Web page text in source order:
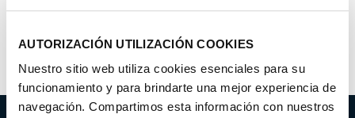
AUTORIZACIÓN UTILIZACIÓN COOKIES
Nuestro sitio web utiliza cookies esenciales para su
funcionamiento y para brindarte una mejor experiencia de
navegación. Compartimos esta información con nuestros
decorativa.
Stock máximo: 40 unidades